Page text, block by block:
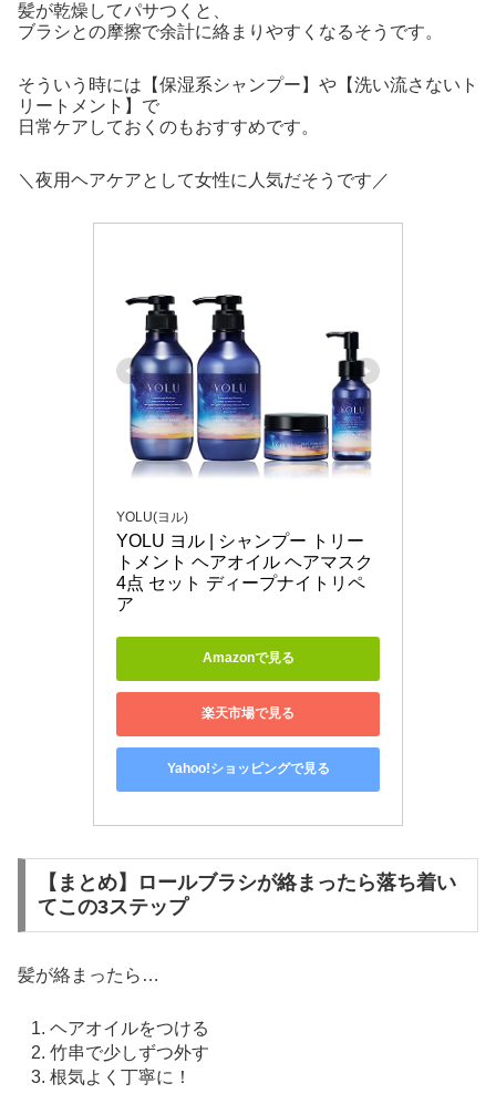
髪が乾燥してパサつくと、
ブラシとの摩擦で余計に絡まりやすくなるそうです。
そういう時には【保湿系シャンプー】や【洗い流さないト
リートメント】で
日常ケアしておくのもおすすめです。
＼夜用ヘアケアとして女性に人気だそうです／
YOLU(ヨル)
YOLU ヨル | シャンプー トリー
トメント ヘアオイル ヘアマスク
4点 セット ディープナイトリペ
ア
Amazonで見る
楽天市場で見る
Yahoo!ショッピングで見る
【まとめ】ロールブラシが絡まったら落ち着い
てこの3ステップ
髪が絡まったら…
ヘアオイルをつける
竹串で少しずつ外す
根気よく丁寧に！